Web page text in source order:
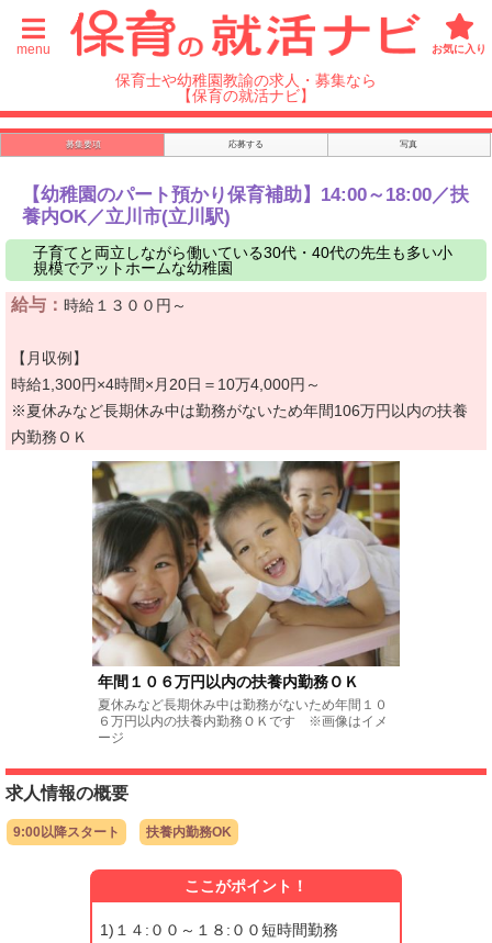
menu お気に入り
保育士や幼稚園教諭の求人・募集なら
【保育の就活ナビ】
募集要項 応募する 写真
【幼稚園のパート預かり保育補助】14:00～18:00／扶
養内OK／立川市(立川駅)
子育てと両立しながら働いている30代・40代の先生も多い小
規模でアットホームな幼稚園
給与： 時給１３００円～
【月収例】
時給1,300円×4時間×月20日＝10万4,000円～
※夏休みなど長期休み中は勤務がないため年間106万円以内の扶養
内勤務ＯＫ
年間１０６万円以内の扶養内勤務ＯＫ
夏休みなど長期休み中は勤務がないため年間１０
６万円以内の扶養内勤務ＯＫです ※画像はイメ
ージ
求人情報の概要
9:00以降スタート 扶養内勤務OK
ここがポイント！
1)１４:００～１８:００短時間勤務